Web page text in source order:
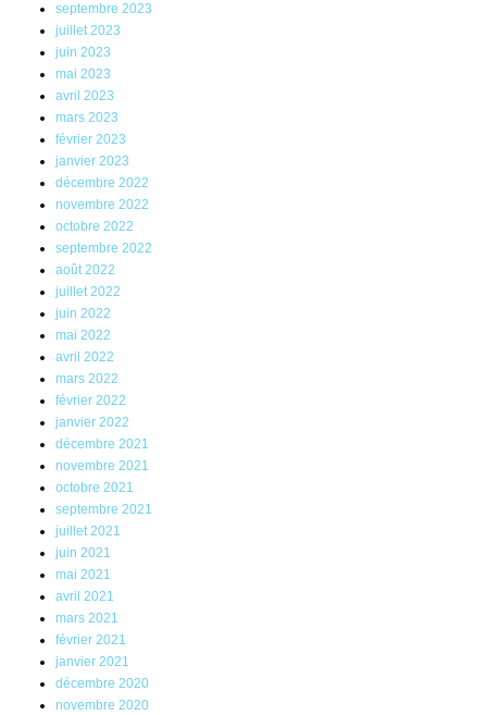
septembre 2023
juillet 2023
juin 2023
mai 2023
avril 2023
mars 2023
février 2023
janvier 2023
décembre 2022
novembre 2022
octobre 2022
septembre 2022
août 2022
juillet 2022
juin 2022
mai 2022
avril 2022
mars 2022
février 2022
janvier 2022
décembre 2021
novembre 2021
octobre 2021
septembre 2021
juillet 2021
juin 2021
mai 2021
avril 2021
mars 2021
février 2021
janvier 2021
décembre 2020
novembre 2020